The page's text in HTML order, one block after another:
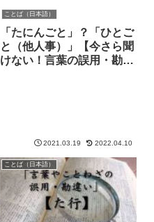
ことば（日本語）
「たにんごと」？「ひとご
と（他人事）」【今さら聞
けない！言葉の誤用・勘違
2021.03.19 2022.04.10
ことば（日本語）